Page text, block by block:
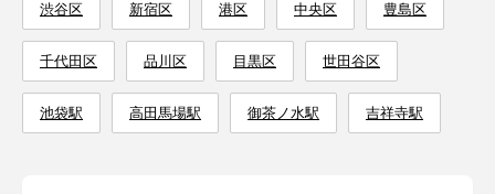
渋谷区 新宿区 港区 中央区 豊島区
千代田区 品川区 目黒区 世田谷区
池袋駅 高田馬場駅 御茶ノ水駅 吉祥寺駅